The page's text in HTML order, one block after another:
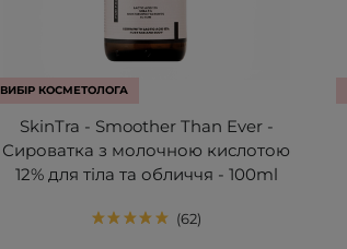
ВИБІР КОСМЕТОЛОГА
SkinTra - Smoother Than Ever -
Сироватка з молочною кислотою
12% для тіла та обличчя - 100ml
62